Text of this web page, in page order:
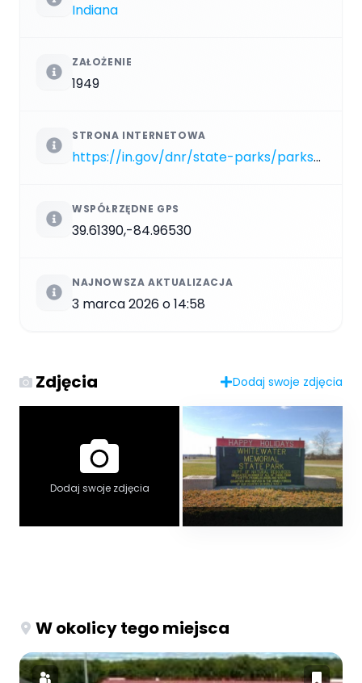
Indiana
ZAŁOŻENIE
1949
STRONA INTERNETOWA
https://in.gov/dnr/state-parks/parks-lakes/whitewater-memorial-state-park
WSPÓŁRZĘDNE GPS
39.61390,-84.96530
NAJNOWSZA AKTUALIZACJA
3 marca 2026 o 14:58
Zdjęcia Dodaj swoje zdjęcia
Dodaj swoje zdjęcia
W okolicy tego miejsca